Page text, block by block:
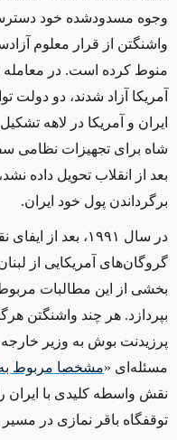
وجوه مسدودشده خود دسترسی
واشنگتن از قرار معلوم
آمریکا آزاد شدند، دو دولت
ایران و آمریکا در لاهه
شاه برای تجهیزات نظامی
بعد از انقلاب تحویل داده
برگرداندن پول خود ایران.
در سال ۱۹۹۱، بعد
گروگان‌های آمریکایی از
بپردازد. هر چند واشنگتن
پرزیدنت بوش به وزیر
مسئله‌ای «مشخصا مربوط
نقش واسطه کلیدی با ایران
توقفگاه باقر نمازی در مسیر